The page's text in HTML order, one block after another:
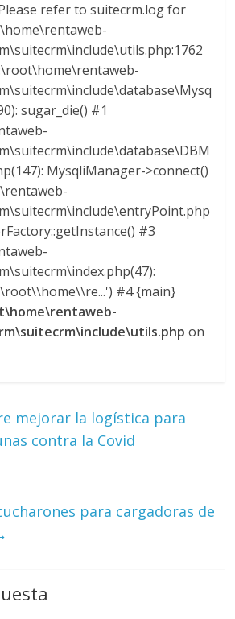
refer to suitecrm.log for
sugar_die() #1
MysqliManager->connect()
#3
#4 {main}
on
mejorar la logística para
contra la Covid
para cargadoras de